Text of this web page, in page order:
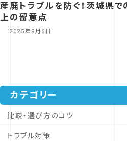
産廃トラブルを防ぐ！茨城県
上の留意点
2025年9月6日
カテゴリー
比較・選び方のコツ
トラブル対策